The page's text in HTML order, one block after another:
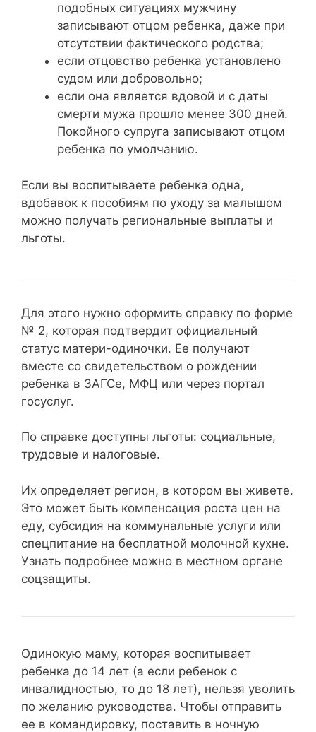
подобных ситуациях мужчину
записывают отцом ребенка, даже при
отсутствии фактического родства;
если отцовство ребенка установлено
судом или добровольно;
если она является вдовой и с даты
смерти мужа прошло менее 300 дней.
Покойного супруга записывают отцом
ребенка по умолчанию.
Если вы воспитываете ребенка одна,
вдобавок к пособиям по уходу за малышом
можно получать региональные выплаты и
льготы.
Для этого нужно оформить справку по форме
№ 2, которая подтвердит официальный
статус матери-одиночки. Ее получают
вместе со свидетельством о рождении
ребенка в ЗАГСе, МФЦ или через портал
госуслуг.
По справке доступны льготы: социальные,
трудовые и налоговые.
Их определяет регион, в котором вы живете.
Это может быть компенсация роста цен на
еду, субсидия на коммунальные услуги или
спецпитание на бесплатной молочной кухне.
Узнать подробнее можно в местном органе
соцзащиты.
Одинокую маму, которая воспитывает
ребенка до 14 лет (а если ребенок с
инвалидностью, то до 18 лет), нельзя уволить
по желанию руководства. Чтобы отправить
ее в командировку, поставить в ночную